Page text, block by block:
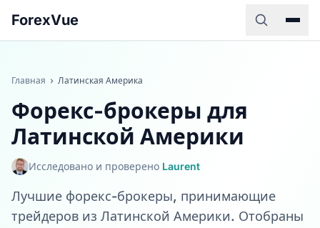
ForexVue
Главная › Латинская Америка
Форекс-брокеры для
Латинской Америки
Исследовано и проверено Laurent
Лучшие форекс-брокеры, принимающие
трейдеров из Латинской Америки. Отобраны